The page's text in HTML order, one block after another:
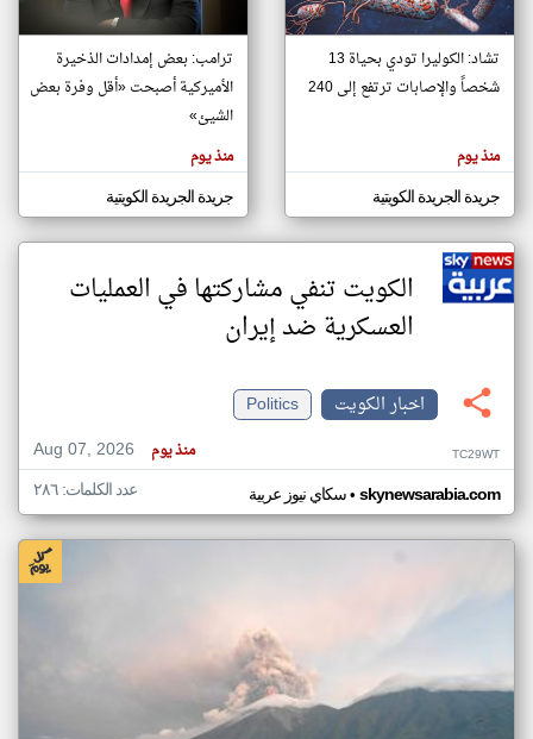
تغيير الدولة
مصادر الأخبار من الكويت
اخبار الكويت على مدار الساعة
أهم اخبار الكويت العاجلة والمباشرة
هنا عن
وجهة
نظر
كاتبيها.
تشاد: الكوليرا تودي بحياة 13
شخصاً والإصابات ترتفع إلى 240
منذ يوم
جريدة الجريدة الكويتية
ترامب: بعض إمدادات الذخيرة
الأميركية أصبحت «أقل وفرة بعض
الشيئ»
منذ يوم
جريدة الجريدة الكويتية
الكويت تنفي مشاركتها في العمليات
العسكرية ضد إيران
اخبار الكويت
Politics
Aug 07, 2026
منذ يوم TC29WT
سكاي نيوز عربية• skynewsarabia.com عدد الكلمات: ٢٨٦
klyoum.com